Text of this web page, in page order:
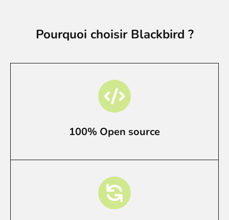
Pourquoi choisir Blackbird ?
100% Open source